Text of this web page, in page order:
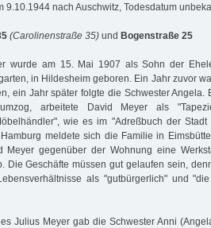
9.10.1944 nach Auschwitz, Todesdatum
(Carolinenstraße 35) und Bogenstraße 25
wurde am 15. Mai 1907 als Sohn der
in Hildesheim geboren. Ein Jahr zuvor
ein Jahr später folgte die Schwester Angela.
arbeitete David Meyer als
wie es im "Adreßbuch der
meldete sich die Familie in
Meyer gegenüber der Wohnung eine
Die Geschäfte müssen gut gelaufen sein,
als "gutbürgerlich" und
Julius Meyer gab die Schwester Anni